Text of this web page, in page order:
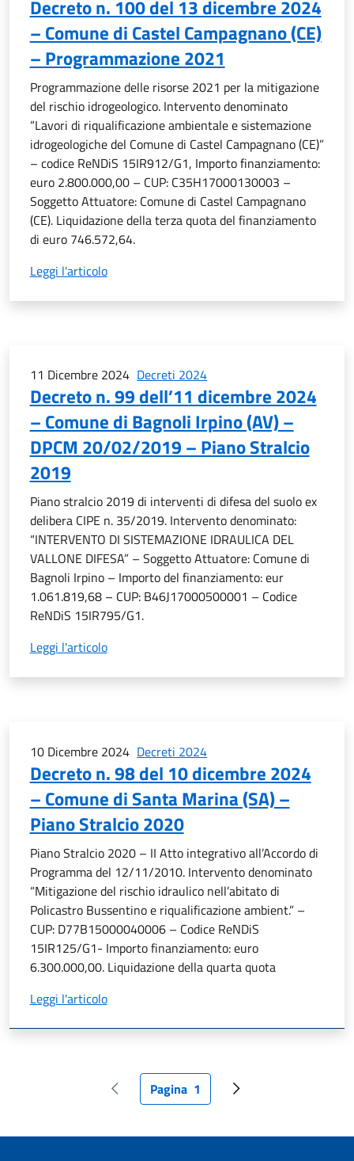
Decreto n. 100 del 13 dicembre 2024
– Comune di Castel Campagnano (CE)
– Programmazione 2021
Programmazione delle risorse 2021 per la mitigazione
del rischio idrogeologico. Intervento denominato
“Lavori di riqualificazione ambientale e sistemazione
idrogeologiche del Comune di Castel Campagnano (CE)”
– codice ReNDiS 15IR912/G1, Importo finanziamento:
euro 2.800.000,00 – CUP: C35H17000130003 –
Soggetto Attuatore: Comune di Castel Campagnano
(CE). Liquidazione della terza quota del finanziamento
di euro 746.572,64.
Leggi l'articolo
11 Dicembre 2024 Decreti 2024
Decreto n. 99 dell’11 dicembre 2024
– Comune di Bagnoli Irpino (AV) –
DPCM 20/02/2019 – Piano Stralcio
2019
Piano stralcio 2019 di interventi di difesa del suolo ex
delibera CIPE n. 35/2019. Intervento denominato:
“INTERVENTO DI SISTEMAZIONE IDRAULICA DEL
VALLONE DIFESA” – Soggetto Attuatore: Comune di
Bagnoli Irpino – Importo del finanziamento: eur
1.061.819,68 – CUP: B46J17000500001 – Codice
ReNDiS 15IR795/G1.
Leggi l'articolo
10 Dicembre 2024 Decreti 2024
Decreto n. 98 del 10 dicembre 2024
– Comune di Santa Marina (SA) –
Piano Stralcio 2020
Piano Stralcio 2020 – II Atto integrativo all’Accordo di
Programma del 12/11/2010. Intervento denominato
“Mitigazione del rischio idraulico nell’abitato di
Policastro Bussentino e riqualificazione ambient.” –
CUP: D77B15000040006 – Codice ReNDiS
15IR125/G1- Importo finanziamento: euro
6.300.000,00. Liquidazione della quarta quota
Leggi l'articolo
Pagina precedente
Pagina attuale
Pagina 1 Pagina successiva